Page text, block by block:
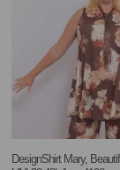
DesignShirt Mary,